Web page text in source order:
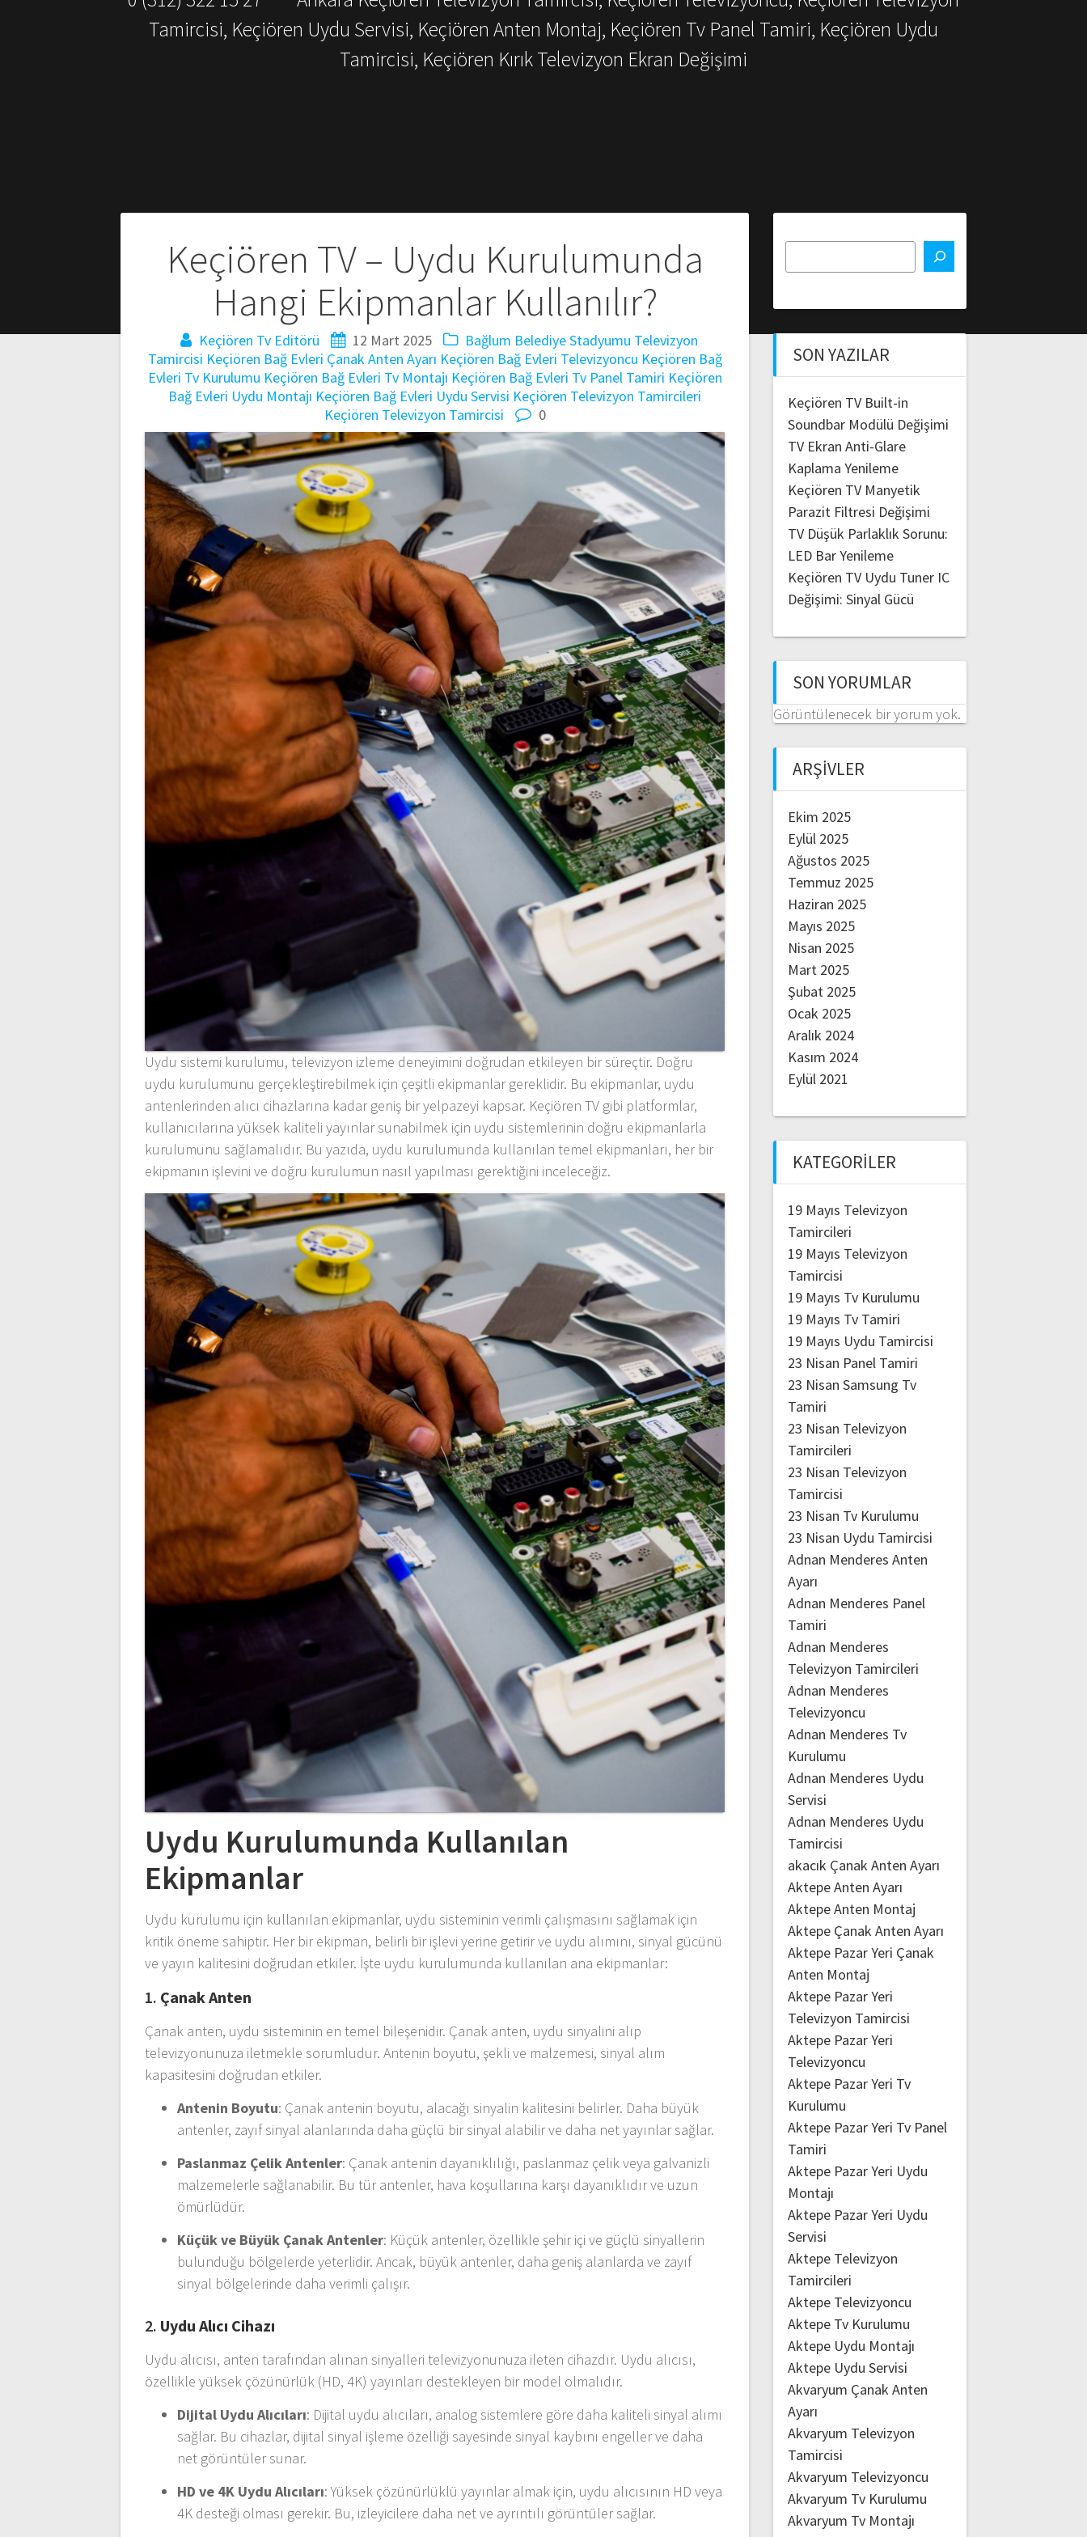
Tamircisi, Keçiören Uydu Servisi, Keçiören Anten Montaj, Keçiören Tv Panel Tamiri, Keçiören Uydu
Tamircisi, Keçiören Kırık Televizyon Ekran Değişimi
Keçiören TV – Uydu Kurulumunda
Hangi Ekipmanlar Kullanılır?
Keçiören Tv Editörü 12 Mart 2025
Bağlum Belediye Stadyumu Televizyon
Tamircisi Keçiören Bağ Evleri Çanak Anten Ayarı Keçiören Bağ Evleri Televizyoncu Keçiören Bağ
Evleri Tv Kurulumu Keçiören Bağ Evleri Tv Montajı Keçiören Bağ Evleri Tv Panel Tamiri Keçiören
Bağ Evleri Uydu Montajı Keçiören Bağ Evleri Uydu Servisi Keçiören Televizyon Tamircileri
Keçiören Televizyon Tamircisi
0
Uydu sistemi kurulumu, televizyon izleme deneyimini doğrudan etkileyen bir süreçtir. Doğru
uydu kurulumunu gerçekleştirebilmek için çeşitli ekipmanlar gereklidir. Bu ekipmanlar, uydu
antenlerinden alıcı cihazlarına kadar geniş bir yelpazeyi kapsar. Keçiören TV gibi platformlar,
kullanıcılarına yüksek kaliteli yayınlar sunabilmek için uydu sistemlerinin doğru ekipmanlarla
kurulumunu sağlamalıdır. Bu yazıda, uydu kurulumunda kullanılan temel ekipmanları, her bir
ekipmanın işlevini ve doğru kurulumun nasıl yapılması gerektiğini inceleceğiz.
Uydu Kurulumunda Kullanılan
Ekipmanlar
Uydu kurulumu için kullanılan ekipmanlar, uydu sisteminin verimli çalışmasını sağlamak için
kritik öneme sahiptir. Her bir ekipman, belirli bir işlevi yerine getirir ve uydu alımını, sinyal gücünü
ve yayın kalitesini doğrudan etkiler. İşte uydu kurulumunda kullanılan ana ekipmanlar:
1. Çanak Anten
Çanak anten, uydu sisteminin en temel bileşenidir. Çanak anten, uydu sinyalini alıp
televizyonunuza iletmekle sorumludur. Antenin boyutu, şekli ve malzemesi, sinyal alım
kapasitesini doğrudan etkiler.
Antenin Boyutu: Çanak antenin boyutu, alacağı sinyalin kalitesini belirler. Daha büyük
antenler, zayıf sinyal alanlarında daha güçlü bir sinyal alabilir ve daha net yayınlar sağlar.
Paslanmaz Çelik Antenler: Çanak antenin dayanıklılığı, paslanmaz çelik veya galvanizli
malzemelerle sağlanabilir. Bu tür antenler, hava koşullarına karşı dayanıklıdır ve uzun
ömürlüdür.
Küçük ve Büyük Çanak Antenler: Küçük antenler, özellikle şehir içi ve güçlü sinyallerin
bulunduğu bölgelerde yeterlidir. Ancak, büyük antenler, daha geniş alanlarda ve zayıf
sinyal bölgelerinde daha verimli çalışır.
2. Uydu Alıcı Cihazı
Uydu alıcısı, anten tarafından alınan sinyalleri televizyonunuza ileten cihazdır. Uydu alıcısı,
özellikle yüksek çözünürlük (HD, 4K) yayınları destekleyen bir model olmalıdır.
Dijital Uydu Alıcıları: Dijital uydu alıcıları, analog sistemlere göre daha kaliteli sinyal alımı
sağlar. Bu cihazlar, dijital sinyal işleme özelliği sayesinde sinyal kaybını engeller ve daha
net görüntüler sunar.
HD ve 4K Uydu Alıcıları: Yüksek çözünürlüklü yayınlar almak için, uydu alıcısının HD veya
4K desteği olması gerekir. Bu, izleyicilere daha net ve ayrıntılı görüntüler sağlar.
Yazı
gezinmesi
SON YAZILAR
Keçiören TV Built-in
Soundbar Modülü Değişimi
TV Ekran Anti-Glare
Kaplama Yenileme
Keçiören TV Manyetik
Parazit Filtresi Değişimi
TV Düşük Parlaklık Sorunu:
LED Bar Yenileme
Keçiören TV Uydu Tuner IC
Değişimi: Sinyal Gücü
SON YORUMLAR
Görüntülenecek bir yorum yok.
ARŞIVLER
Ekim 2025
Eylül 2025
Ağustos 2025
Temmuz 2025
Haziran 2025
Mayıs 2025
Nisan 2025
Mart 2025
Şubat 2025
Ocak 2025
Aralık 2024
Kasım 2024
Eylül 2021
KATEGORILER
19 Mayıs Televizyon
Tamircileri
19 Mayıs Televizyon
Tamircisi
19 Mayıs Tv Kurulumu
19 Mayıs Tv Tamiri
19 Mayıs Uydu Tamircisi
23 Nisan Panel Tamiri
23 Nisan Samsung Tv
Tamiri
23 Nisan Televizyon
Tamircileri
23 Nisan Televizyon
Tamircisi
23 Nisan Tv Kurulumu
23 Nisan Uydu Tamircisi
Adnan Menderes Anten
Ayarı
Adnan Menderes Panel
Tamiri
Adnan Menderes
Televizyon Tamircileri
Adnan Menderes
Televizyoncu
Adnan Menderes Tv
Kurulumu
Adnan Menderes Uydu
Servisi
Adnan Menderes Uydu
Tamircisi
akacık Çanak Anten Ayarı
Aktepe Anten Ayarı
Aktepe Anten Montaj
Aktepe Çanak Anten Ayarı
Aktepe Pazar Yeri Çanak
Anten Montaj
Aktepe Pazar Yeri
Televizyon Tamircisi
Aktepe Pazar Yeri
Televizyoncu
Aktepe Pazar Yeri Tv
Kurulumu
Aktepe Pazar Yeri Tv Panel
Tamiri
Aktepe Pazar Yeri Uydu
Montajı
Aktepe Pazar Yeri Uydu
Servisi
Aktepe Televizyon
Tamircileri
Aktepe Televizyoncu
Aktepe Tv Kurulumu
Aktepe Uydu Montajı
Aktepe Uydu Servisi
Akvaryum Çanak Anten
Ayarı
Akvaryum Televizyon
Tamircisi
Akvaryum Televizyoncu
Akvaryum Tv Kurulumu
Akvaryum Tv Montajı